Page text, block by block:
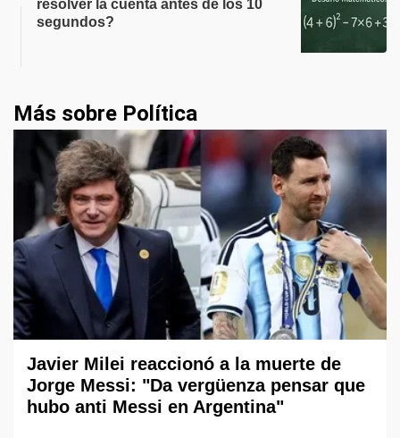
resolver la cuenta antes de los 10
segundos?
Más sobre Política
Javier Milei reaccionó a la muerte de
Jorge Messi: "Da vergüenza pensar que
hubo anti Messi en Argentina"